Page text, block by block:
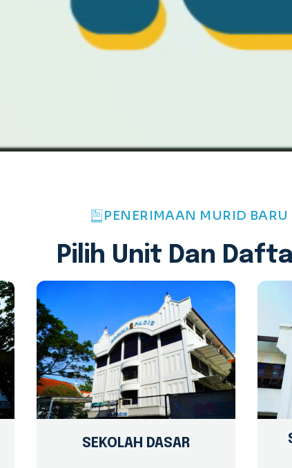
PENERIMAAN MURID BARU
Pilih Unit Dan
SEKOLAH DASAR